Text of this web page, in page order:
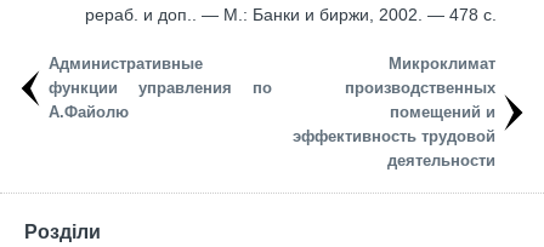
рераб. и доп.. — М.: Банки и биржи, 2002. — 478 с.
Административные
функции управления по
А.Файолю
Микроклимат
производственных
помещений и
эффективность трудовой
деятельности
Розділи